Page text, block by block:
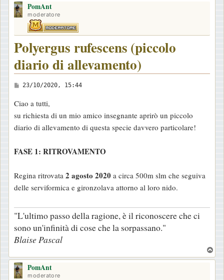
PomAnt
moderatore
Polyergus rufescens (piccolo
diario di allevamento)
M
s
s
a
g
o
23/10/2020, 15:44
Ciao a tutti,
su richiesta di un mio amico insegnante aprirò un piccolo
diario di allevamento di questa specie davvero particolare!
FASE 1: RITROVAMENTO
Regina ritrovata 2 agosto 2020 a circa 500m slm che seguiva
delle serviformica e gironzolava attorno al loro nido.
"L'ultimo passo della ragione, è il riconoscere che ci
sono un'infinità di cose che la sorpassano."
Blaise Pascal
o
PomAnt
moderatore